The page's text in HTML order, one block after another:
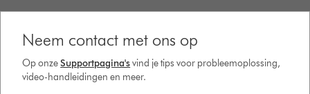
Neem contact met ons op
Op onzeSupportpagina'svind je tips voor probleemoplossing,
video-handleidingen en meer.